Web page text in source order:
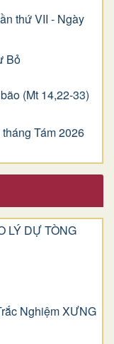
thứ VII - Ngày
Bỏ
(Mt 14,22-33)
Tám 2026
LÝ DỰ TÒNG
Nghiệm XƯNG